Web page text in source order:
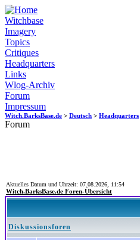
Witchbase
Imagery
Topics
Critiques
Headquarters
Links
Wlog-Archiv
Forum
Impressum
Witch.BarksBase.de > Deutsch > Headquarters
Forum
Aktuelles Datum und Uhrzeit: 07.08.2026, 11:54
Witch.BarksBase.de Foren-Übersicht
Diskussionsforen